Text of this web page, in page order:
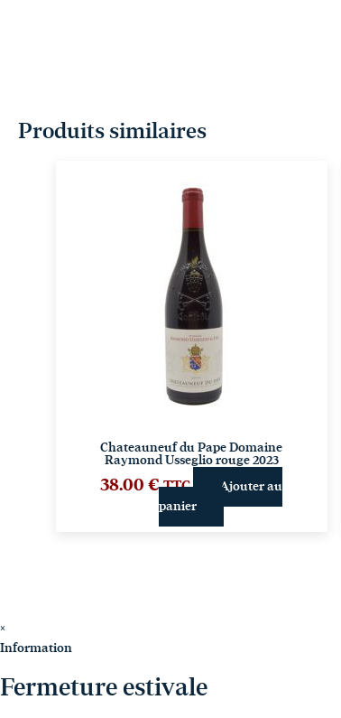
Produits similaires
Chateauneuf du Pape Domaine
Raymond Usseglio rouge 2023
38.00€ TTC
Ajouter au
panier
×
Information
Fermeture estivale